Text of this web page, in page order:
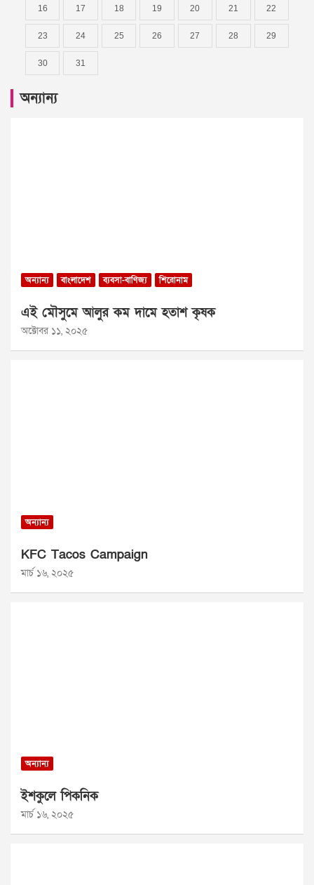
16 17 18 19 20 21 22
23 24 25 26 27 28 29
30 31
অন্যান্য
অন্যান্য বাংলাদেশ ব্যবসা-বাণিজ্য শিরোনাম
এই মৌসুমে আলুর কম দামে হতাশ কৃষক
অক্টোবর ১১, ২০২৫
অন্যান্য
KFC Tacos Campaign
মার্চ ১৬, ২০২৫
অন্যান্য
ইশকুলে পিকনিক
মার্চ ১৬, ২০২৫